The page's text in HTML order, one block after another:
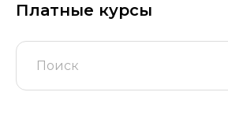
Платные курсы